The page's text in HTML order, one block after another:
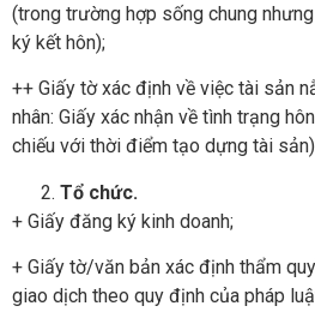
(trong trường hợp sống chung
ký kết hôn);
++ Giấy tờ xác định về việc tài sản
nhân: Giấy xác nhận về tình trạng
chiếu với thời điểm tạo dựng tài
Tổ chức.
+ Giấy đăng ký kinh doanh;
+ Giấy tờ/văn bản xác định thẩm
giao dịch theo quy định của pháp